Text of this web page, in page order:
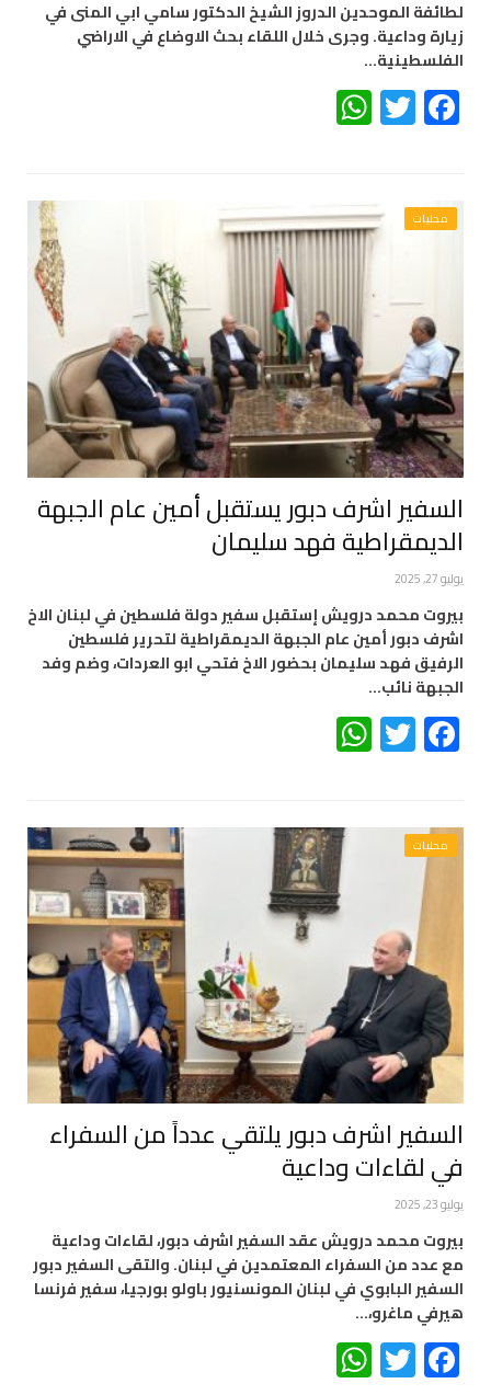
لطائفة الموحدين الدروز الشيخ الدكتور سامي ابي المنى في
زيارة وداعية. وجرى خلال اللقاء بحث الاوضاع في الاراضي
الفلسطينية…
Facebook
Twitter
محليات
السفير اشرف دبور يستقبل أمين عام الجبهة
الديمقراطية فهد سليمان
يوليو 27, 2025
بيروت محمد درويش إستقبل سفير دولة فلسطين في لبنان الاخ
اشرف دبور أمين عام الجبهة الديمقراطية لتحرير فلسطين
الرفيق فهد سليمان بحضور الاخ فتحي ابو العردات، وضم وفد
الجبهة نائب…
Facebook
Twitter
محليات
السفير اشرف دبور يلتقي عدداً من السفراء
في لقاءات وداعية
يوليو 23, 2025
بيروت محمد درويش عقد السفير اشرف دبور، لقاءات وداعية
مع عدد من السفراء المعتمدين في لبنان. والتقى السفير دبور
السفير البابوي في لبنان المونسنيور باولو بورجيا، سفير فرنسا
هيرفي ماغرو،…
Facebook
Twitter